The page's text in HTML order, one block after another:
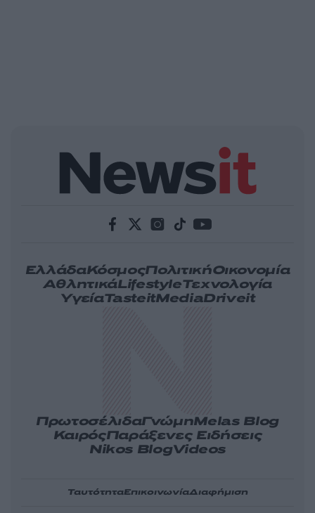
ΕλλάδαΚόσμοςΠολιτικήΟικονομία
ΑθλητικάLifestyleΤεχνολογία
ΥγείαTasteitMediaDriveit
ΠρωτοσέλιδαΓνώμηMelas Blog
ΚαιρόςΠαράξενες Ειδήσεις
Nikos BlogVideos
ΤαυτότηταΕπικοινωνίαΔιαφήμιση